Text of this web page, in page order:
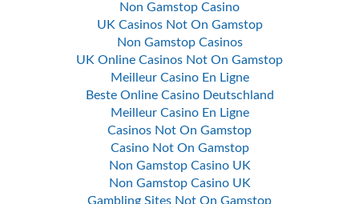
Non Gamstop Casino
UK Casinos Not On Gamstop
Non Gamstop Casinos
UK Online Casinos Not On Gamstop
Meilleur Casino En Ligne
Beste Online Casino Deutschland
Meilleur Casino En Ligne
Casinos Not On Gamstop
Casino Not On Gamstop
Non Gamstop Casino UK
Non Gamstop Casino UK
Gambling Sites Not On Gamstop